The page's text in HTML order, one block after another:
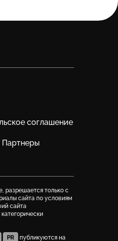
соглашение
Партнеры
разрешается только с
сайта по условиям
сайта
PR публикуются на